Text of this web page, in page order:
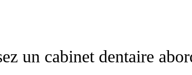
un cabinet dentaire